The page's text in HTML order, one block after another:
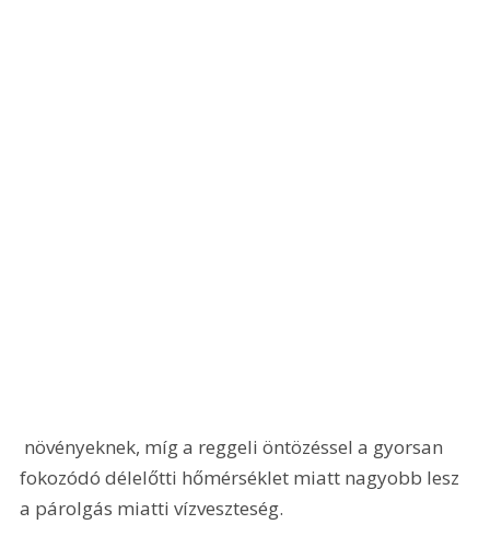
fokozódó délelőtti hőmérséklet miatt nagyobb lesz
a párolgás miatti vízveszteség.